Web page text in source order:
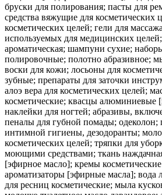
бруски для полирования; пасты для
средства вяжущие для косметических
косметических целей; гели для
используемых для медицинских
ароматическая; шампуни сухие;
полировочные; полотно абразивное;
воски для кожи; лосьоны для
зубные; препараты для заточки
алоэ вера для косметических целей;
косметические; квасцы алюминиевые
наклейки для ногтей; абразивы,
пеналы для губной помады; одеколон;
интимной гигиены, дезодоранты;
косметических целей; тряпки для
моющими средствами; ткань
[эфирное масло]; кремы
ароматизаторы [эфирные масла]; вода
для ресниц косметические; мыла